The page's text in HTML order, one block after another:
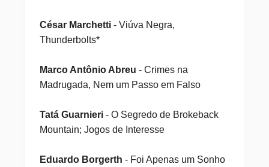
César Marchetti- Viúva Negra,
Thunderbolts*
Marco Antônio Abreu - Crimes na
Madrugada, Nem um Passo em Falso
Tatá Guarnieri - O Segredo de Brokeback
Mountain; Jogos de Interesse
Eduardo Borgerth - Foi Apenas um Sonho